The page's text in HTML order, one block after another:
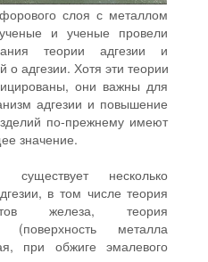
слоя с металлом
и ученые провели
теории адгезии и
о адгезии. Хотя эти теории
они важны для
адгезии и повышение
по-прежнему имеют
значение.
несколько
в том числе теория
железа, теория
(поверхность металла
при обжиге эмалевого